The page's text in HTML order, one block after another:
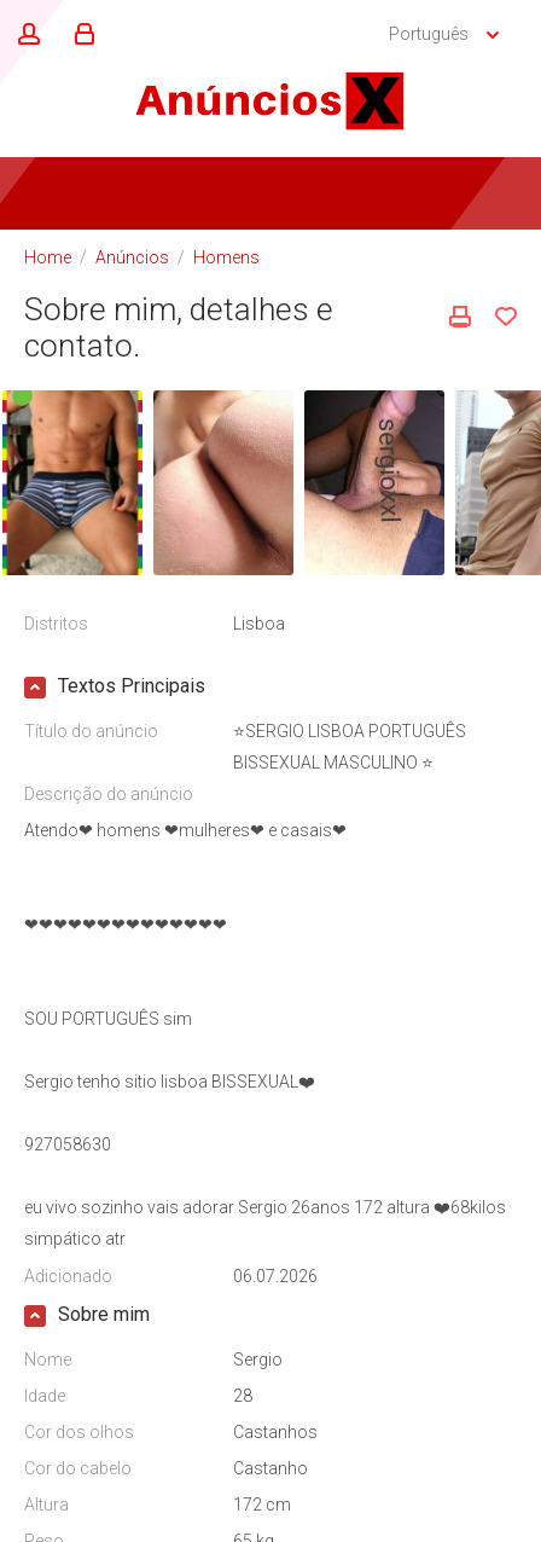
Português
Home / Anúncios / Homens
Sobre mim, detalhes e
contato.
Distritos Lisboa
Textos Principais
Título do anúncio
⭐SERGIO LISBOA PORTUGUÊS
BISSEXUAL MASCULINO ⭐
Descrição do anúncio
Atendo❤ homens ❤mulheres❤ e casais❤
❤❤❤❤❤❤❤❤❤❤❤❤❤❤
SOU PORTUGUÊS sim
Sergio tenho sitio lisboa BISSEXUAL❤️
927058630
eu vivo sozinho vais adorar Sergio 26anos 172 altura ❤️68kilos
simpático atr
Adicionado
06.07.2026
Sobre mim
Nome
Sergio
Idade
28
Cor dos olhos
Castanhos
Cor do cabelo
Castanho
Altura
172 cm